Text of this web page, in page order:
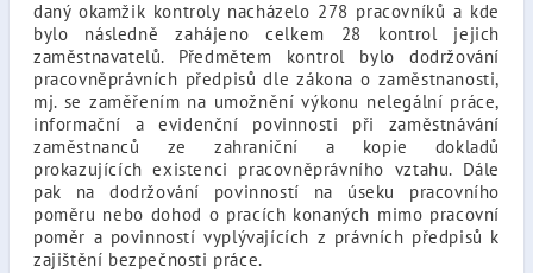
daný okamžik kontroly nacházelo 278 pracovníků a kde
bylo následně zahájeno celkem 28 kontrol jejich
zaměstnavatelů. Předmětem kontrol bylo dodržování
pracovněprávních předpisů dle zákona o zaměstnanosti,
mj. se zaměřením na umožnění výkonu nelegální práce,
informační a evidenční povinnosti při zaměstnávání
zaměstnanců ze zahraniční a kopie dokladů
prokazujících existenci pracovněprávního vztahu. Dále
pak na dodržování povinností na úseku pracovního
poměru nebo dohod o pracích konaných mimo pracovní
poměr a povinností vyplývajících z právních předpisů k
zajištění bezpečnosti práce.